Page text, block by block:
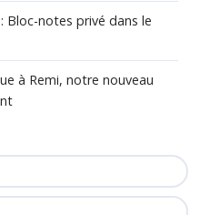
Bloc-notes privé dans le
à Remi, notre nouveau